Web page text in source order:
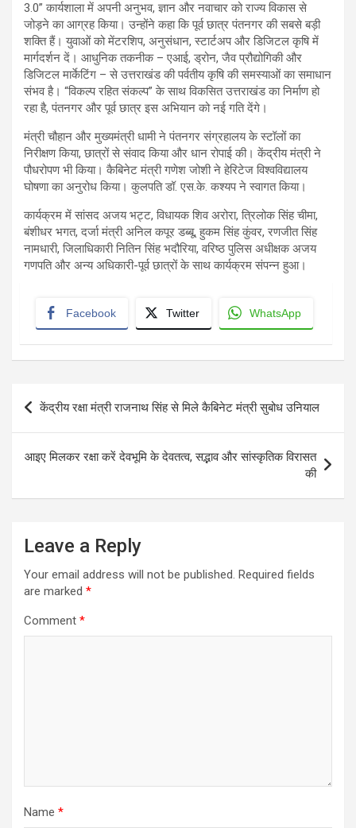
3.0” कार्यशाला में अपनी अनुभव, ज्ञान और नवाचार को राज्य विकास से
जोड़ने का आग्रह किया। उन्होंने कहा कि पूर्व छात्र पंतनगर की सबसे बड़ी
शक्ति हैं। युवाओं को मेंटरशिप, अनुसंधान, स्टार्टअप और डिजिटल कृषि में
मार्गदर्शन दें। आधुनिक तकनीक – एआई, ड्रोन, जैव प्रौद्योगिकी और
डिजिटल मार्केटिंग – से उत्तराखंड की पर्वतीय कृषि की समस्याओं का समाधान
संभव है। “विकल्प रहित संकल्प” के साथ विकसित उत्तराखंड का निर्माण हो
रहा है, पंतनगर और पूर्व छात्र इस अभियान को नई गति देंगे।
मंत्री चौहान और मुख्यमंत्री धामी ने पंतनगर संग्रहालय के स्टॉलों का
निरीक्षण किया, छात्रों से संवाद किया और धान रोपाई की। केंद्रीय मंत्री ने
पौधरोपण भी किया। कैबिनेट मंत्री गणेश जोशी ने हेरिटेज विश्वविद्यालय
घोषणा का अनुरोध किया। कुलपति डॉ. एस.के. कश्यप ने स्वागत किया।
कार्यक्रम में सांसद अजय भट्ट, विधायक शिव अरोरा, त्रिलोक सिंह चीमा,
बंशीधर भगत, दर्जा मंत्री अनिल कपूर डब्बू, हुकम सिंह कुंवर, रणजीत सिंह
नामधारी, जिलाधिकारी नितिन सिंह भदौरिया, वरिष्ठ पुलिस अधीक्षक अजय
गणपति और अन्य अधिकारी-पूर्व छात्रों के साथ कार्यक्रम संपन्न हुआ।
Facebook Twitter WhatsApp
Post
navigation
केंद्रीय रक्षा मंत्री राजनाथ सिंह से मिले कैबिनेट मंत्री सुबोध उनियाल
आइए मिलकर रक्षा करें देवभूमि के देवतत्व, सद्भाव और सांस्कृतिक विरासत
की
Leave a Reply
Your email address will not be published. Required fields
are marked *
Comment *
Name *